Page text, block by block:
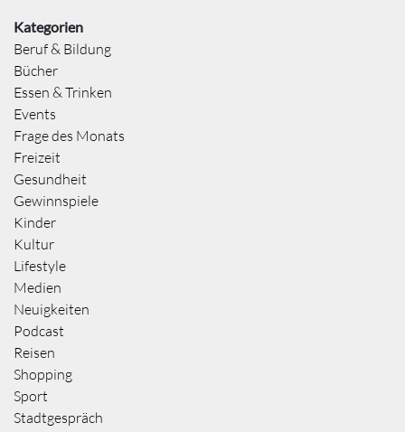
Kategorien
Beruf & Bildung
Bücher
Essen & Trinken
Events
Frage des Monats
Freizeit
Gesundheit
Gewinnspiele
Kinder
Kultur
Lifestyle
Medien
Neuigkeiten
Podcast
Reisen
Shopping
Sport
Stadtgespräch